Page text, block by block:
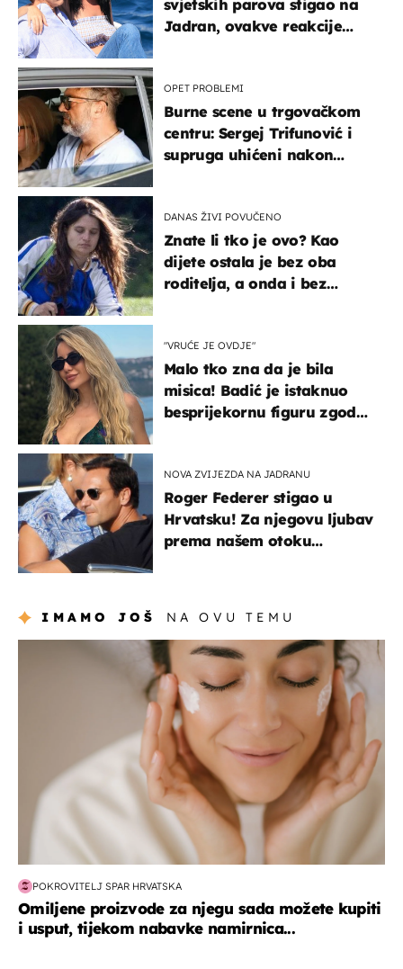
svjetskih parova stigao na
Jadran, ovakve reakcije
OPET PROBLEMI
Burne scene u trgovačkom
centru: Sergej Trifunović i
supruga uhićeni nakon
DANAS ŽIVI POVUČENO
Znate li tko je ovo? Kao
dijete ostala je bez oba
roditelja, a onda i bez
"VRUĆE JE OVDJE"
Malo tko zna da je bila
misica! Badić je istaknuo
besprijekornu figuru zgodne
NOVA ZVIJEZDA NA JADRANU
Roger Federer stigao u
Hrvatsku! Za njegovu ljubav
prema našem otoku
IMAMO JOŠ NA OVU TEMU
moda & ljepota
POKROVITELJ SPAR HRVATSKA
Omiljene proizvode za njegu sada možete kupiti
i usput, tijekom nabavke namirnica...